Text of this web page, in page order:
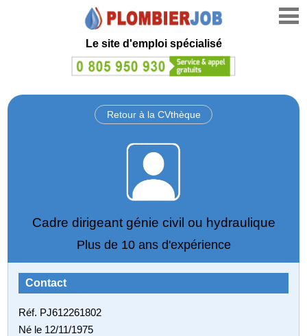
Le site d'emploi spécialisé
Retour à la CVthèque
Cadre dirigeant génie civil ou hydraulique
Plus de 10 ans d'expérience
Contact
Réf. PJ612261802
Né le 12/11/1975